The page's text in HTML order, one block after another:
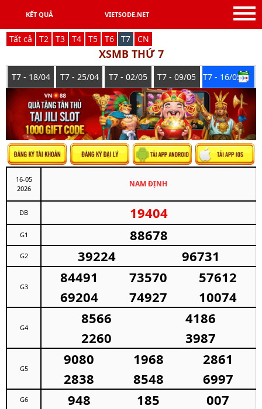
KẾT QUẢ VIETSODE.NET
Tất cả T2 T3 T4 T5 T6 T7 CN
XSMB THỨ 7
T7 - 18/04 T7 - 25/04 T7 - 02/05 T7 - 09/05 T7 - 16/05
16-05
2026
NAM ĐỊNH
ĐB 19404
G1 88678
G2 39224 96731
G3
84491 73570
57612
69204
74927 10074
G4
8566
4186
2260
3987
G5
9080 1968
2861
2838
8548 6997
G6 948 185 007